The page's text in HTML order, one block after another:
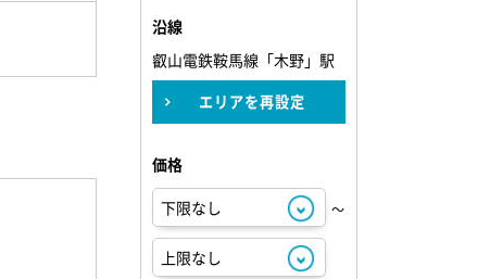
沿線
叡山電鉄鞍馬線「木野」駅
エリアを再設定
価格
～